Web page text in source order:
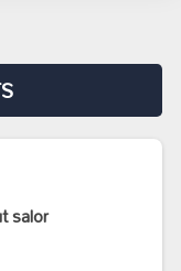
salor